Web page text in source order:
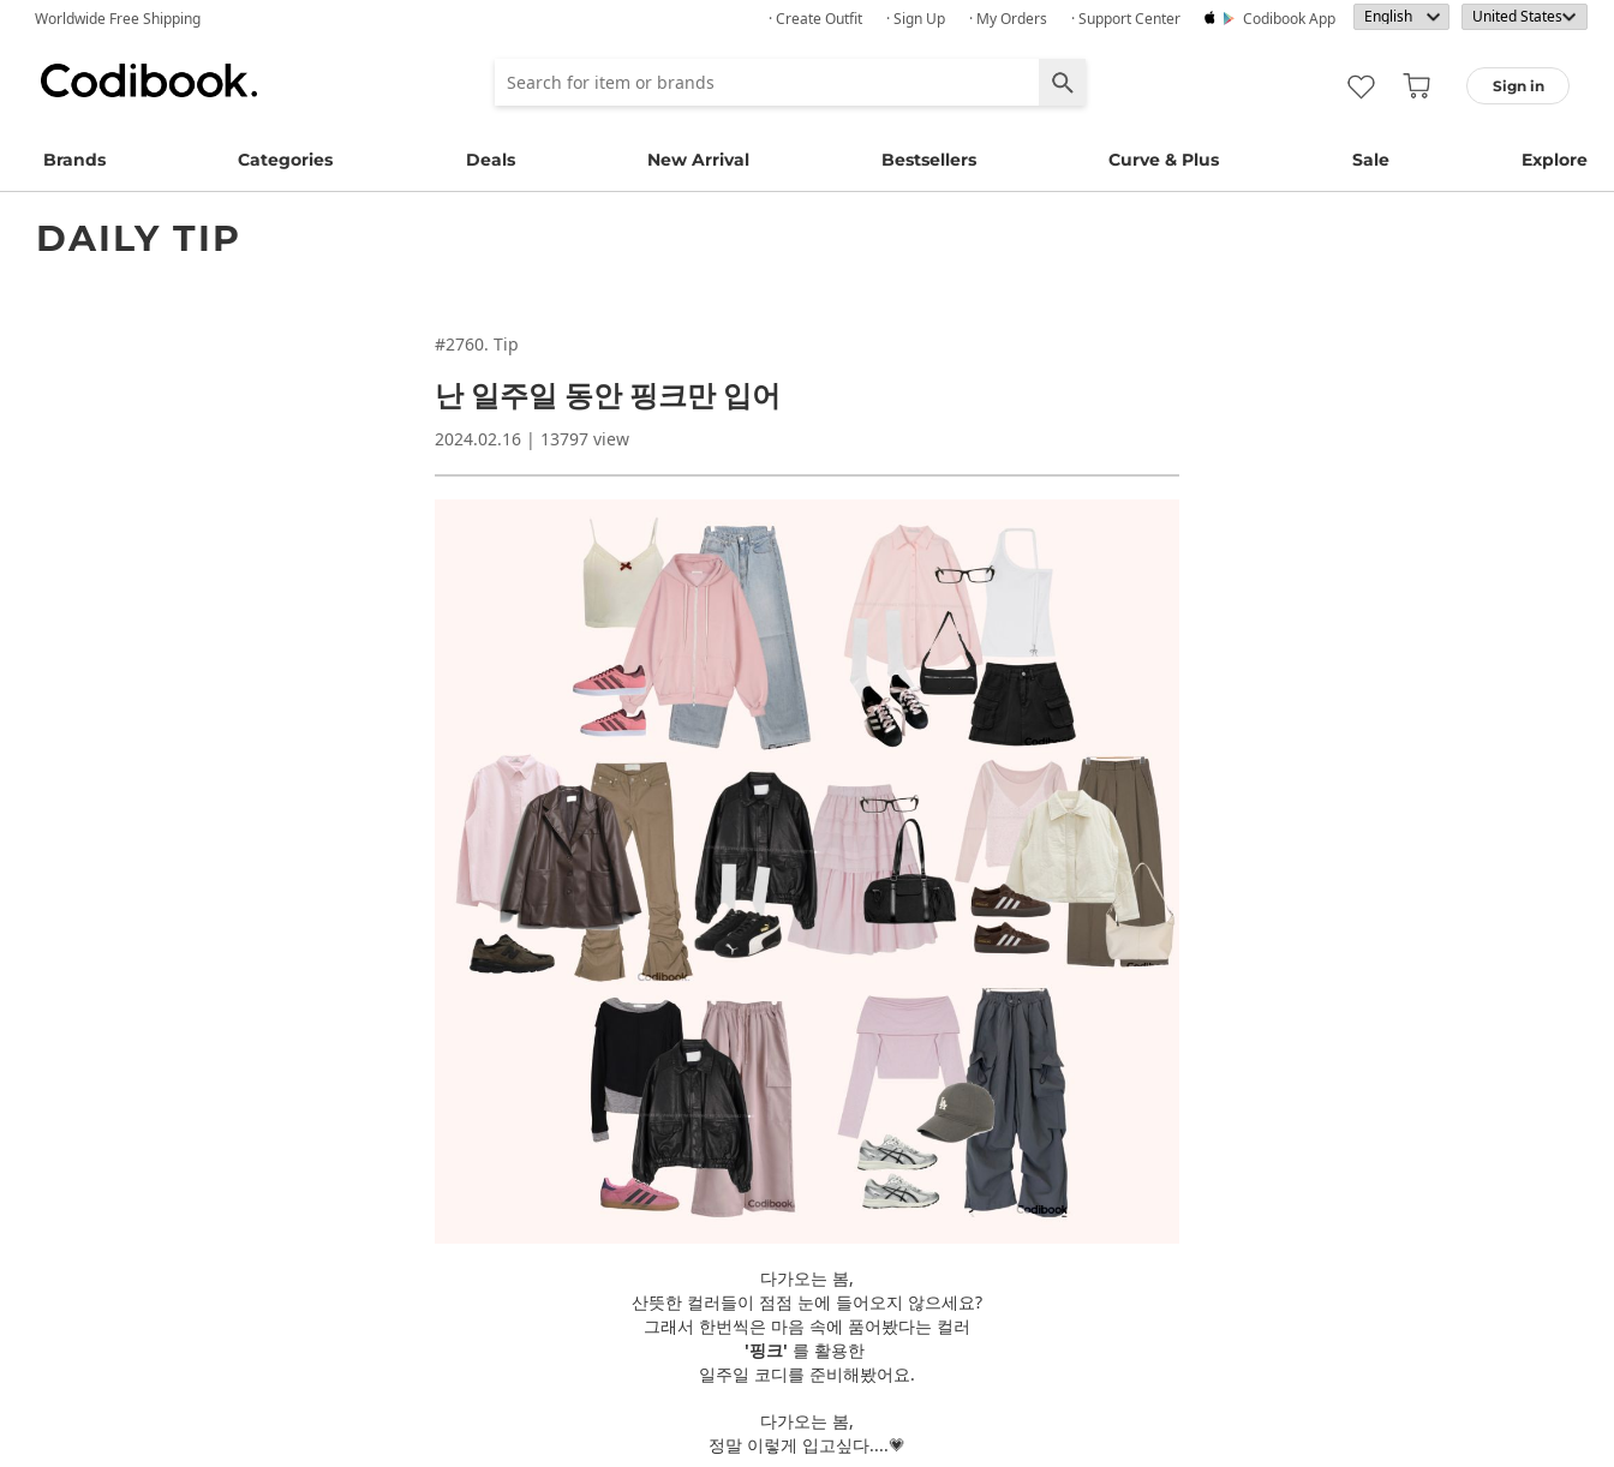
Worldwide Free Shipping · Create Outfit · Sign Up · My Orders · Support Center Codibook App
Sign in
Brands Categories Deals New Arrival Bestsellers Curve & Plus Sale Explore
DAILY TIP
#2760. Tip
난 일주일 동안 핑크만 입어
2024.02.16 | 13797 view
다가오는 봄,
산뜻한 컬러들이 점점 눈에 들어오지 않으세요?
그래서 한번씩은 마음 속에 품어봤다는 컬러
'핑크' 를 활용한
일주일 코디를 준비해봤어요.
다가오는 봄,
정말 이렇게 입고싶다....💗